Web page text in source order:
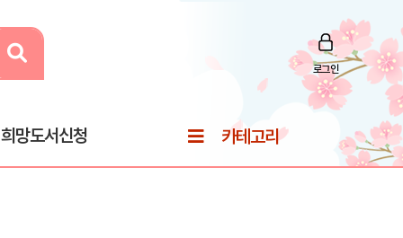
로그인
희망도서신청 카테고리